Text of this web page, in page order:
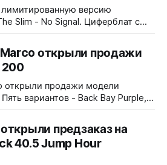
версию
- No Signal. Циферблат с
спирали и геометрические
UNDONE на 12 часах.
стали 316L, интегрированный
мм. Ronda
открыли продажи
открыли продажи модели
вариантов - Back Bay Purple,
сапфировое стекло с обеих
метров, винтовая головка.
стальной
предзаказ на
40.5 Jump Hour